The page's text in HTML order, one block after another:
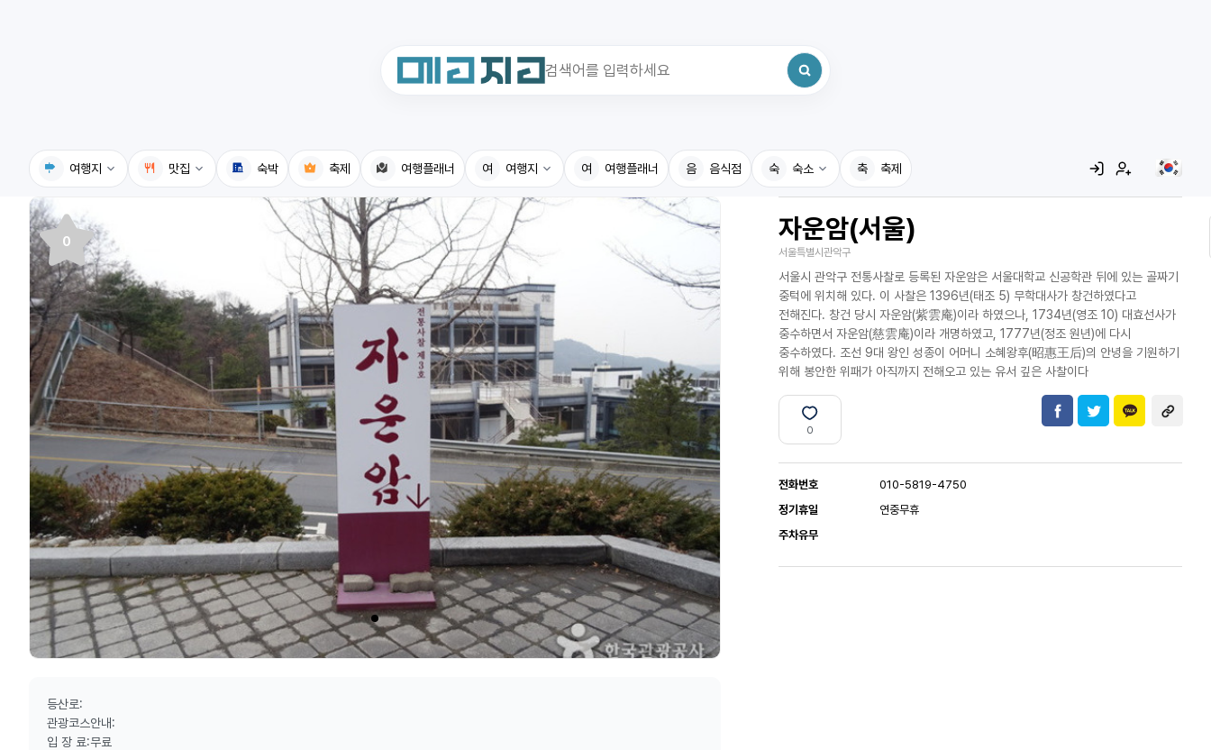
여행지
국내여행지
휴게소
전기충전소
식물도감
맛집
음식용어사전
숙박 축제 여행플래너 여 여행지
국내여행지
휴게소
전기충전소
식물도감
여 여행플래너 음 음식점 숙 숙소
국내맛집
고수의레시피
음식용어사전
축 축제
최근 검색어가 없습니다.
자운암(서울)
서울특별시관악구
서울시 관악구 전통사찰로 등록된 자운암은 서울대학교 신공학관 뒤에 있는 골짜기
중턱에 위치해 있다. 이 사찰은 1396년(태조 5) 무학대사가 창건하였다고
전해진다. 창건 당시 자운암(紫雲庵)이라 하였으나, 1734년(영조 10) 대효선사가
중수하면서 자운암(慈雲庵)이라 개명하였고, 1777년(정조 원년)에 다시
중수하였다. 조선 9대 왕인 성종이 어머니 소혜왕후(昭惠王后)의 안녕을 기원하기
위해 봉안한 위패가 아직까지 전해오고 있는 유서 깊은 사찰이다
0
전화번호
010-5819-4750
정기휴일
연중무휴
주차유무
0
등산로:
관광코스안내:
입 장 료:무료